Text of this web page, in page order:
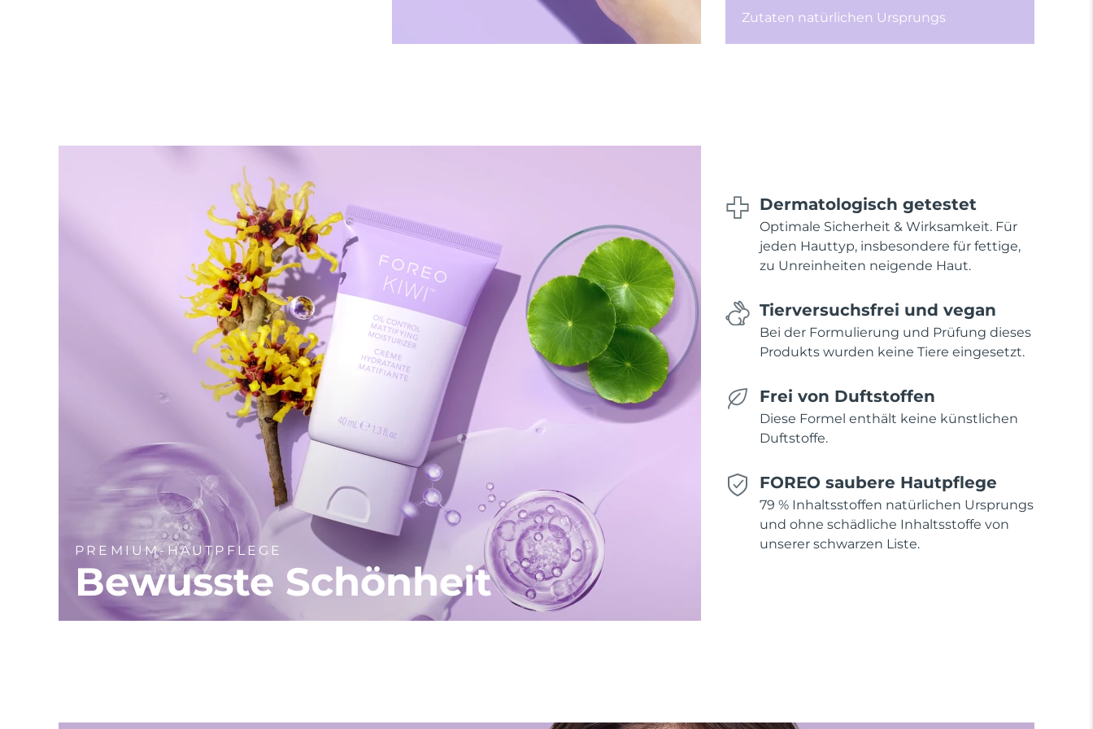
Zutaten natürlichen Ursprungs
PREMIUM-HAUTPFLEGE
Bewusste Schönheit
Dermatologisch getestet
Optimale Sicherheit & Wirksamkeit. Für
jeden Hauttyp, insbesondere für fettige,
zu Unreinheiten neigende Haut.
Tierversuchsfrei und vegan
Bei der Formulierung und Prüfung dieses
Produkts wurden keine Tiere eingesetzt.
Frei von Duftstoffen
Diese Formel enthält keine künstlichen
Duftstoffe.
FOREO saubere Hautpflege
79 % Inhaltsstoffen natürlichen Ursprungs
und ohne schädliche Inhaltsstoffe von
unserer schwarzen Liste.